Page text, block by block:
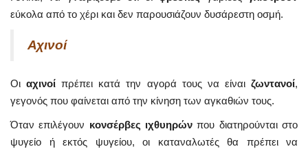
εύκολα από το χέρι και δεν παρουσιάζουν δυσάρεστη οσμή.
Αχινοί
Οιαχινοίπρέπει κατά την αγορά τους να είναιζωντανοί,
γεγονός που φαίνεται από την κίνηση των αγκαθιών τους.
Όταν επιλέγουν κονσέρβες ιχθυηρώνπου διατηρούνται στο
ψυγείο ή εκτός ψυγείου, οι καταναλωτές θα πρέπει να